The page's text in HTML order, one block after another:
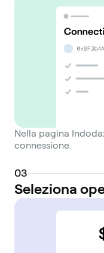
Nella pagina
connessione.
03
Seleziona